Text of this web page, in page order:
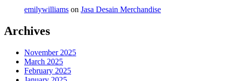
emilywilliams on Jasa Desain Merchandise
Archives
November 2025
March 2025
February 2025